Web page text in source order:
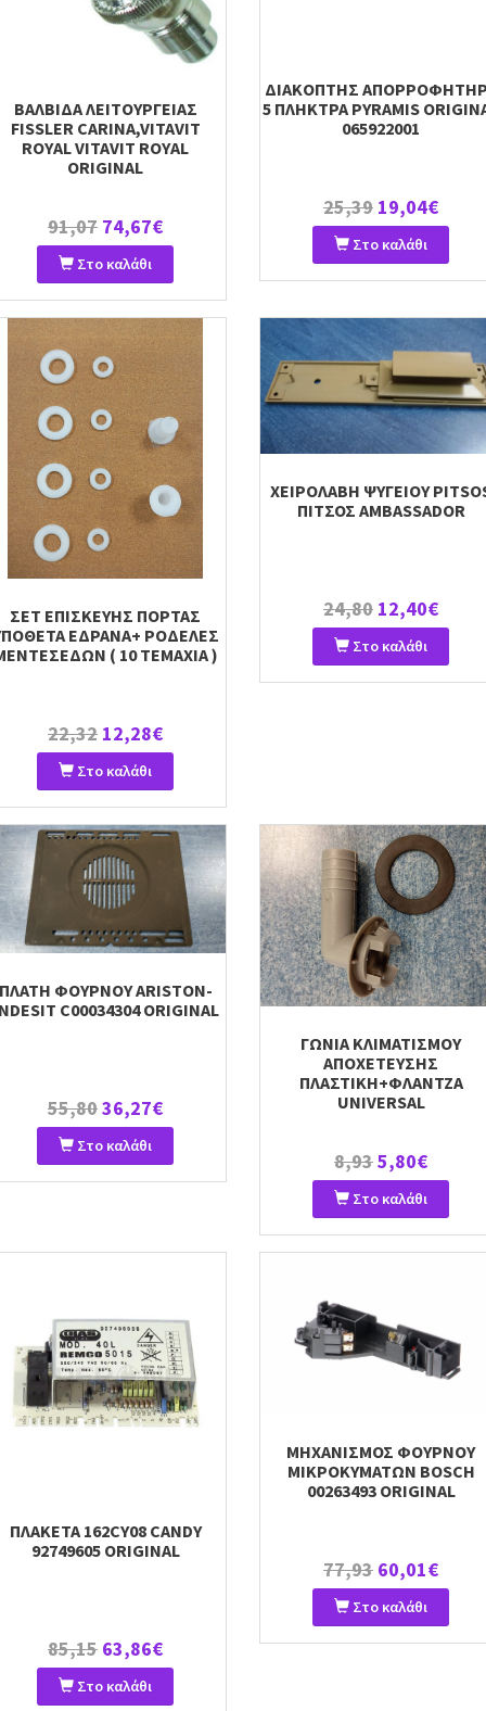
ΒΑΛΒΙΔΑ ΛΕΙΤΟΥΡΓΕΙΑΣ
FISSLER CARINA,VITAVIT
ROYAL VITAVIT ROYAL
ORIGINAL
91,07 74,67€
Στο καλάθι
ΔΙΑΚΟΠΤΗΣ
5 ΠΛΗΚΤΡΑ PYRAMIS
065922001
25,39 19,04€
Στο καλάθι
ΣΕΤ ΕΠΙΣΚΕΥΗΣ ΠΟΡΤΑΣ
ΕΔΡΑΝΑ+ ΡΟΔΕΛΕΣ
( 10 ΤΕΜΑΧΙΑ )
22,32 12,28€
Στο καλάθι
ΧΕΙΡΟΛΑΒΗ ΨΥΓΕΙΟΥ
ΠΙΤΣΟΣ AMBASSADOR
24,80 12,40€
Στο καλάθι
ΦΟΥΡΝΟΥ ARISTON-
C00034304 ORIGINAL
55,8036,27€
Στο καλάθι
ΓΩΝΙΑ ΚΛΙΜΑΤΙΣΜΟΥ
ΑΠΟΧΕΤΕΥΣΗΣ
ΠΛΑΣΤΙΚΗ+ΦΛΑΝΤΖΑ
UNIVERSAL
8,935,80€
Στο καλάθι
ΠΛΑΚΕΤΑ 162CY08 CANDY
92749605 ORIGINAL
85,15 63,86€
Στο καλάθι
ΜΗΧΑΝΙΣΜΟΣ ΦΟΥΡΝΟΥ
ΜΙΚΡΟΚΥΜΑΤΩΝ BOSCH
00263493 ORIGINAL
77,93 60,01€
Στο καλάθι